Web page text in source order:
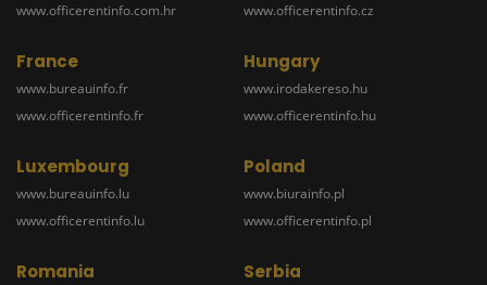
www.officerentinfo.com.hr
www.officerentinfo.cz
France
www.bureauinfo.fr
www.officerentinfo.fr
Hungary
www.irodakereso.hu
www.officerentinfo.hu
Luxembourg
www.bureauinfo.lu
www.officerentinfo.lu
Poland
www.biurainfo.pl
www.officerentinfo.pl
Romania Serbia